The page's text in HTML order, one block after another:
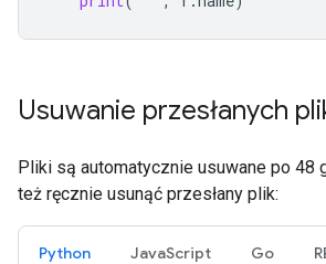
Usuwanie przesłanych
Pliki są automatycznie usuwane po 48
też ręcznie usunąć przesłany plik:
Python JavaScript Go